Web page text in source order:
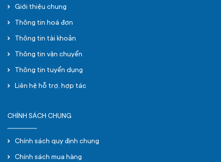
Giới thiệu chung
Thông tin hoá đơn
Thông tin tài khoản
Thông tin vận chuyển
Thông tin tuyển dụng
Liên hệ hỗ trợ, hợp tác
CHÍNH SÁCH CHUNG
Chính sách quy định chung
Chính sách mua hàng